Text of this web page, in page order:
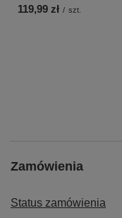
119,99 zł / szt.
Zamówienia
Status zamówienia